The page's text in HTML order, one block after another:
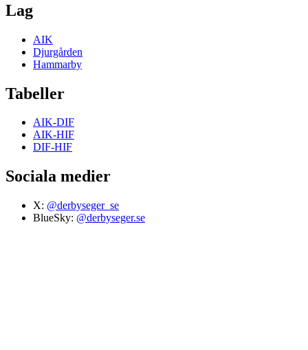
Lag
AIK
Djurgården
Hammarby
Tabeller
AIK-DIF
AIK-HIF
DIF-HIF
Sociala medier
X: @derbyseger_se
BlueSky: @derbyseger.se